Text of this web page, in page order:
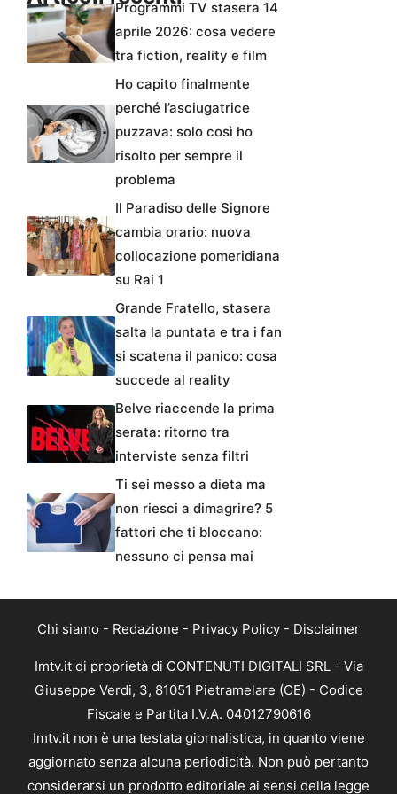
Programmi TV stasera 14
aprile 2026: cosa vedere
tra fiction, reality e film
Ho capito finalmente
perché l’asciugatrice
puzzava: solo così ho
risolto per sempre il
problema
Il Paradiso delle Signore
cambia orario: nuova
collocazione pomeridiana
su Rai 1
Grande Fratello, stasera
salta la puntata e tra i fan
si scatena il panico: cosa
succede al reality
Belve riaccende la prima
serata: ritorno tra
interviste senza filtri
Ti sei messo a dieta ma
non riesci a dimagrire? 5
fattori che ti bloccano:
nessuno ci pensa mai
Chi siamo - Redazione - Privacy Policy - Disclaimer
Imtv.it di proprietà di CONTENUTI DIGITALI SRL - Via
Giuseppe Verdi, 3, 81051 Pietramelare (CE) - Codice
Fiscale e Partita I.V.A. 04012790616
Imtv.it non è una testata giornalistica, in quanto viene
aggiornato senza alcuna periodicità. Non può pertanto
considerarsi un prodotto editoriale ai sensi della legge